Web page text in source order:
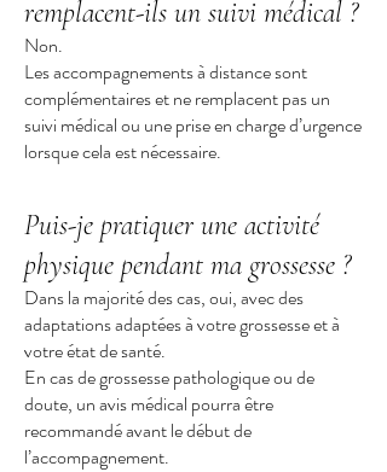
remplacent-ils un suivi médical ?
Non.
Les accompagnements à distance sont
complémentaires et ne remplacent pas un
suivi médical ou une prise en charge d’urgence
lorsque cela est nécessaire.
Puis-je pratiquer une activité
physique pendant ma grossesse ?
Dans la majorité des cas, oui, avec des
adaptations adaptées à votre grossesse et à
votre état de santé.
En cas de grossesse pathologique ou de
doute, un avis médical pourra être
recommandé avant le début de
l’accompagnement.